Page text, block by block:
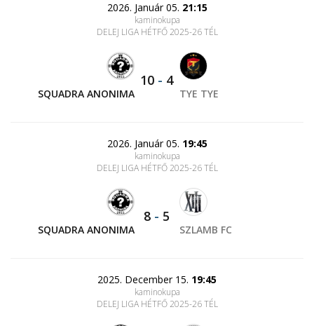
2026. Január 05. 21:15
kaminokupa
DELEJ LIGA HÉTFŐ 2025-26 TÉL
SQUADRA ANONIMA
10 - 4
TYE TYE
2026. Január 05. 19:45
kaminokupa
DELEJ LIGA HÉTFŐ 2025-26 TÉL
SQUADRA ANONIMA
8 - 5
SZLAMB FC
2025. December 15. 19:45
kaminokupa
DELEJ LIGA HÉTFŐ 2025-26 TÉL